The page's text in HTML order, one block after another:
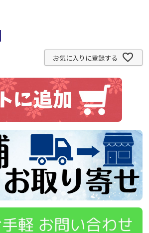
お気に入りに登録する